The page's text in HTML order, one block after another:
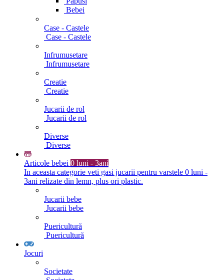
Bebei
Case - Castele
Case - Castele
Infrumusetare
Infrumusetare
Creatie
Creatie
Jucarii de rol
Jucarii de rol
Diverse
Diverse
Articole bebei 0 luni - 3ani
In aceasta categorie veti gasi jucarii pentru varstele 0 luni -
3ani relizate din lemn, plus ori plastic.
Jucarii bebe
Jucarii bebe
Puericultură
Puericultură
Jocuri
Societate